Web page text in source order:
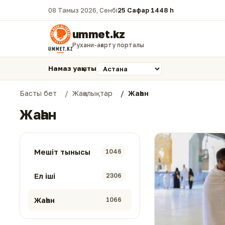
08 Тамыз 2026, Сенбі25 Сафар 1448 һ.
ummet.kz
Рухани-ағарту порталы
Намаз уақыты
Басты бет Жаңалықтар Жаһан
Жаһан
Мешіт тынысы 1046
Ел іші 2306
Жаһан 1066